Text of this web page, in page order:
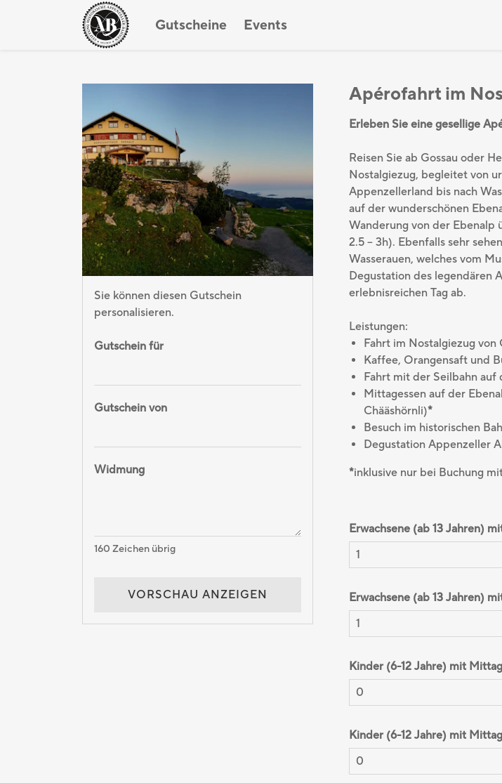
Gutscheine Events
Sie können diesen Gutschein
personalisieren.
Gutschein für
Gutschein von
Widmung
160 Zeichen übrig
VORSCHAU ANZEIGEN
Apérofahrt im
Erleben Sie eine gesellige
Reisen Sie ab Gossau oder
Nostalgiezug, begleitet von
Appenzellerland bis nach
auf der wunderschönen
Wanderung von der Ebenalp
2.5 – 3h). Ebenfalls sehr
Wasserauen, welches vom
Degustation des legendären
erlebnisreichen Tag ab.
Leistungen:
Fahrt im Nostalgiezug von
Kaffee, Orangensaft und
Fahrt mit der Seilbahn auf
Mittagessen auf der
Chääshörnli)*
Besuch im historischen
Degustation Appenzeller
*inklusive nur bei Buchung
Erwachsene (ab 13 Jahren)
Erwachsene (ab 13 Jahren)
Kinder (6-12 Jahre) mit
Kinder (6-12 Jahre) mit